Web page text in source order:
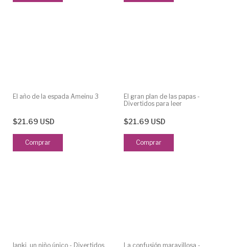
El año de la espada Ameinu 3
$21.69 USD
El gran plan de las papas -
Divertidos para leer
$21.69 USD
Ianki, un niño único - Divertidos La confusión maravillosa -